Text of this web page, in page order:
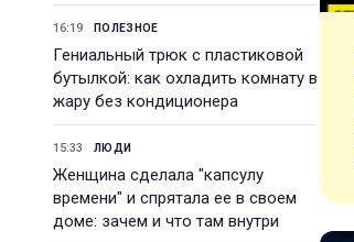
16:19 ПОЛЕЗНОЕ
Гениальный трюк с пластиковой
бутылкой: как охладить комнату в
жару без кондиционера
15:33 ЛЮДИ
Женщина сделала "капсулу
времени" и спрятала ее в своем
доме: зачем и что там внутри